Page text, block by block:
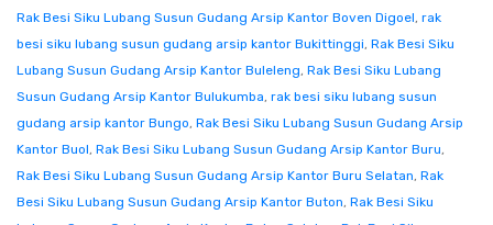
Rak Besi Siku Lubang Susun Gudang Arsip Kantor Boven Digoel, rak
besi siku lubang susun gudang arsip kantor Bukittinggi, Rak Besi Siku
Lubang Susun Gudang Arsip Kantor Buleleng, Rak Besi Siku Lubang
Susun Gudang Arsip Kantor Bulukumba, rak besi siku lubang susun
gudang arsip kantor Bungo, Rak Besi Siku Lubang Susun Gudang Arsip
Kantor Buol, Rak Besi Siku Lubang Susun Gudang Arsip Kantor Buru,
Rak Besi Siku Lubang Susun Gudang Arsip Kantor Buru Selatan, Rak
Besi Siku Lubang Susun Gudang Arsip Kantor Buton, Rak Besi Siku